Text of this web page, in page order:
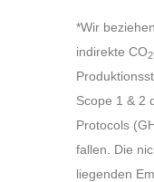
*Wir
indirekte CO2
Scope 1 & 2
Protocols
fallen. Die
liegenden